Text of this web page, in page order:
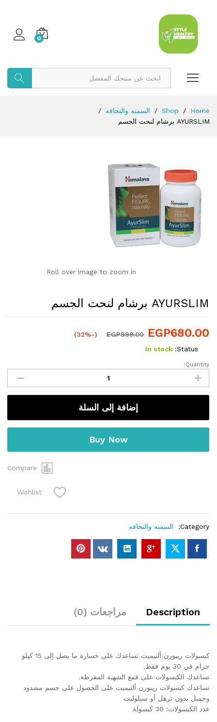
0
Home
/
Shop
/ السمنه والنحافه
/
AYURSLIM برشام لنحت الجسم
Roll over image to zoom in
AYURSLIM برشام لنحت الجسم
EGP680.00
EGP999.00
(-32%)
Status:
In stock
AYURSLIM
برشام
لنحت
الجسم
Quantity:
إضافة إلى السلة
Buy Now
Wishlist
Compare
Category: السمنه والنحافه
Description مراجعات (0)
كبسولات ريبورن ألتيميت تساعدك على خسارة ما يصل إلى 15 كيلو
جرام في 30 يوم فقط.
تساعدك الكبسولات على قمع الشهية المفرطة.
تساعدك كبسولات ريبورن ألتيميت على الحصول على جسم مشدود
وجميل بدون ترهل أو سيلوليت
عدد الكبسولات: 30 كبسولة